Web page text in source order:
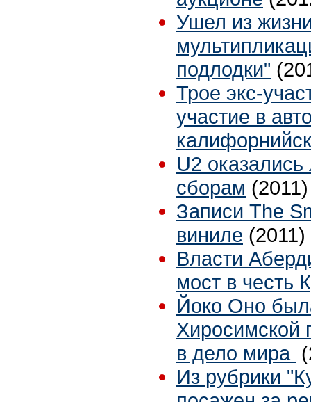
Ушел из
подлодки"
Трое экс-
участие в
U2
сборам (2011)
Записи The
виниле (2011)
Власти
мост в честь
Йоко Оно
Хиросимской
в дело мира
Из рубрики